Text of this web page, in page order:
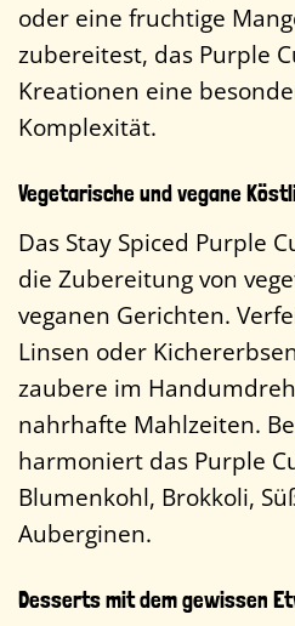
oder eine fruchtige
zubereitest, das Purple
Kreationen eine
Komplexität.
Vegetarische und vegane
Das Stay Spiced Purple
die Zubereitung von
veganen Gerichten.
Linsen oder
zaubere im
nahrhafte Mahlzeiten.
harmoniert das Purple
Blumenkohl, Brokkoli,
Auberginen.
Desserts mit dem gewissen